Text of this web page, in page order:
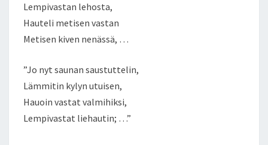
Lempivastan lehosta,
Hauteli metisen vastan
Metisen kiven nenässä, …
”Jo nyt saunan saustuttelin,
Lämmitin kylyn utuisen,
Hauoin vastat valmihiksi,
Lempivastat liehautin; …”